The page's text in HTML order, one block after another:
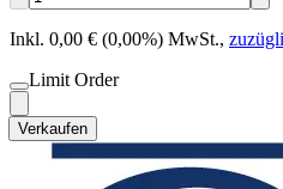
Inkl. 0,00 € (0,00%) MwSt.,
Limit Order
Verkaufen